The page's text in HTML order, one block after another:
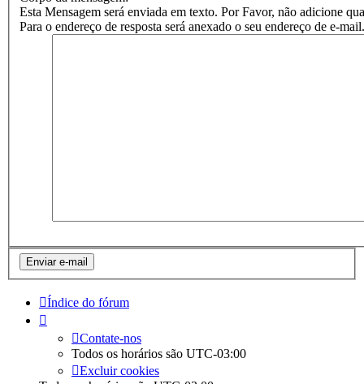
Esta Mensagem será enviada em texto. Por Favor, não adicione
Para o endereço de resposta será anexado o seu endereço de e-mail.
Índice do fórum
Contate-nos
Todos os horários são UTC-03:00
Excluir cookies